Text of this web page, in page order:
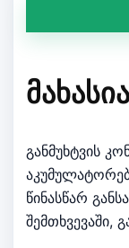
განმუხტვის
წინასწარ
შემთხვევაში,